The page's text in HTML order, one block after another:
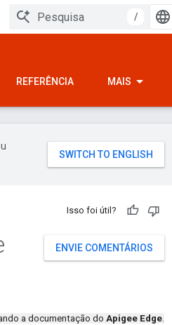
/
REFERÊNCIA MAIS
Isso foi útil?
ENVIE COMENTÁRIOS
a documentação do Apigee Edge.